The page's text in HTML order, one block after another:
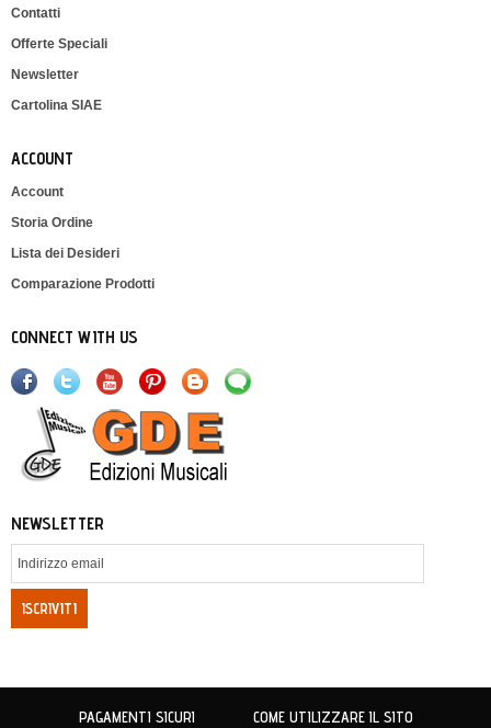
Contatti
Offerte Speciali
Newsletter
Cartolina SIAE
ACCOUNT
Account
Storia Ordine
Lista dei Desideri
Comparazione Prodotti
CONNECT WITH US
NEWSLETTER
ISCRIVITI
PAGAMENTI SICURI COME UTILIZZARE IL SITO